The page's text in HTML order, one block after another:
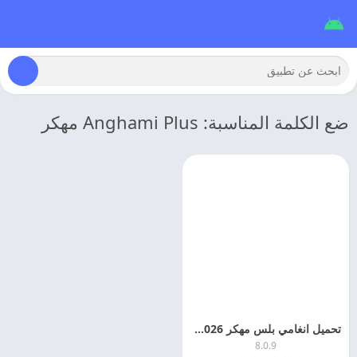
ضع الكلمة المناسبة: Anghami Plus مهكر
تحميل انغامي بلس مهكر 2026 Anghami Plus اخر تحديث
8.0.9